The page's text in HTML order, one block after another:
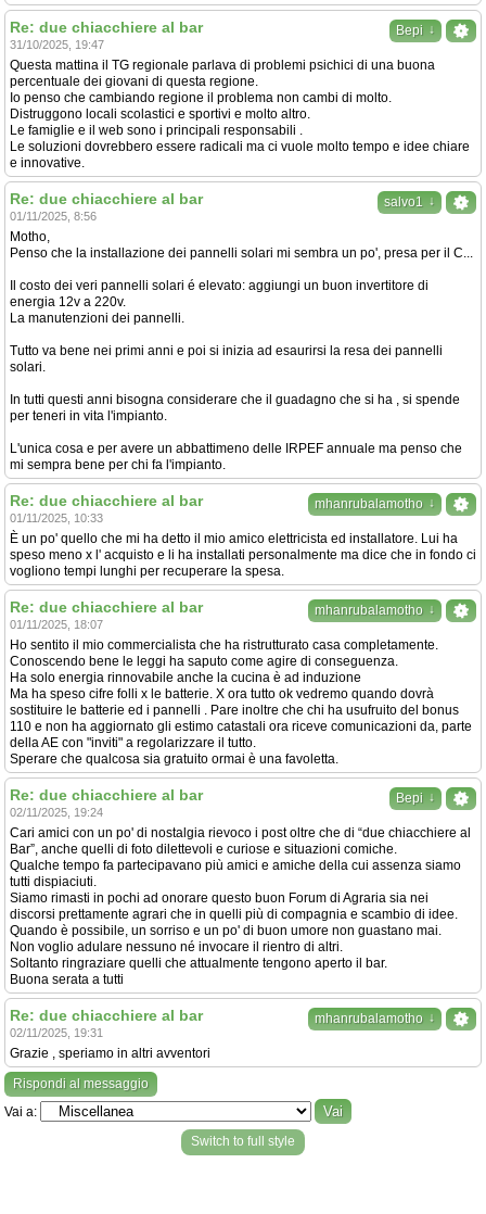
Bepi ↓
Re: due chiacchiere al bar
31/10/2025, 19:47
Questa mattina il TG regionale parlava di problemi psichici di una buona
percentuale dei giovani di questa regione.
Io penso che cambiando regione il problema non cambi di molto.
Distruggono locali scolastici e sportivi e molto altro.
Le famiglie e il web sono i principali responsabili .
Le soluzioni dovrebbero essere radicali ma ci vuole molto tempo e idee chiare
e innovative.
salvo1 ↓
Re: due chiacchiere al bar
01/11/2025, 8:56
Motho,
Penso che la installazione dei pannelli solari mi sembra un po', presa per il C...
Il costo dei veri pannelli solari é elevato: aggiungi un buon invertitore di
energia 12v a 220v.
La manutenzioni dei pannelli.
Tutto va bene nei primi anni e poi si inizia ad esaurirsi la resa dei pannelli
solari.
In tutti questi anni bisogna considerare che il guadagno che si ha , si spende
per teneri in vita l'impianto.
L'unica cosa e per avere un abbattimeno delle IRPEF annuale ma penso che
mi sempra bene per chi fa l'impianto.
mhanrubalamotho ↓
Re: due chiacchiere al bar
01/11/2025, 10:33
È un po' quello che mi ha detto il mio amico elettricista ed installatore. Lui ha
speso meno x l' acquisto e li ha installati personalmente ma dice che in fondo ci
vogliono tempi lunghi per recuperare la spesa.
mhanrubalamotho ↓
Re: due chiacchiere al bar
01/11/2025, 18:07
Ho sentito il mio commercialista che ha ristrutturato casa completamente.
Conoscendo bene le leggi ha saputo come agire di conseguenza.
Ha solo energia rinnovabile anche la cucina è ad induzione
Ma ha speso cifre folli x le batterie. X ora tutto ok vedremo quando dovrà
sostituire le batterie ed i pannelli . Pare inoltre che chi ha usufruito del bonus
110 e non ha aggiornato gli estimo catastali ora riceve comunicazioni da, parte
della AE con "inviti" a regolarizzare il tutto.
Sperare che qualcosa sia gratuito ormai è una favoletta.
Bepi ↓
Re: due chiacchiere al bar
02/11/2025, 19:24
Cari amici con un po' di nostalgia rievoco i post oltre che di “due chiacchiere al
Bar”, anche quelli di foto dilettevoli e curiose e situazioni comiche.
Qualche tempo fa partecipavano più amici e amiche della cui assenza siamo
tutti dispiaciuti.
Siamo rimasti in pochi ad onorare questo buon Forum di Agraria sia nei
discorsi prettamente agrari che in quelli più di compagnia e scambio di idee.
Quando è possibile, un sorriso e un po' di buon umore non guastano mai.
Non voglio adulare nessuno né invocare il rientro di altri.
Soltanto ringraziare quelli che attualmente tengono aperto il bar.
Buona serata a tutti
mhanrubalamotho ↓
Re: due chiacchiere al bar
02/11/2025, 19:31
Grazie , speriamo in altri avventori
Rispondi al messaggio
Vai a:
Switch to full style